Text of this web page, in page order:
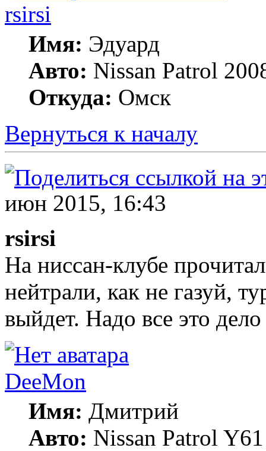
rsirsi
Имя: Эдуард
Авто: Nissan Patrol
Откуда: Омск
Вернуться к началу
июн 2015, 16:43
rsirsi
На ниссан-клубе
нейтрали, как не газуй,
выйдет. Надо все это
DeeMon
Имя: Дмитрий
Авто: Nissan Patrol